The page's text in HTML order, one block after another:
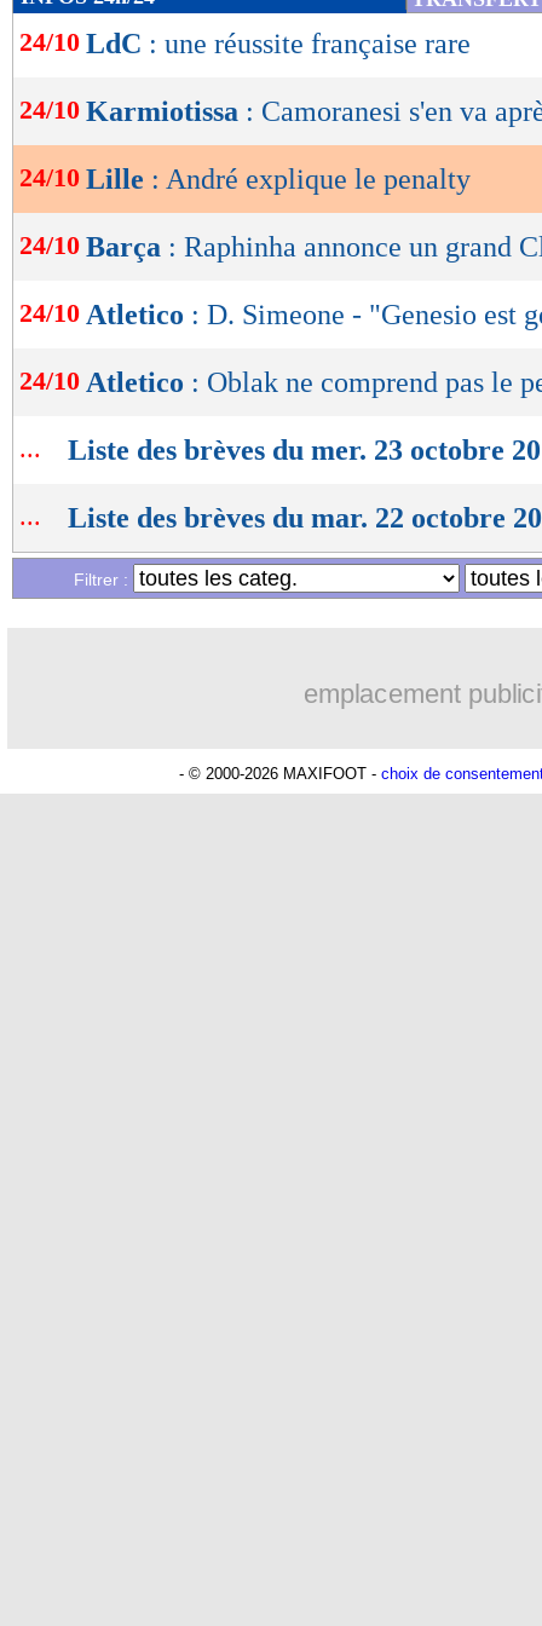
de
lecture
OK
24/10 LdC : une réussite française rare
24/10 Karmiotissa : Camoranesi s'en va
24/10 Lille : André explique le penalty
24/10 Barça : Raphinha annonce un grand
24/10 Atletico : D. Simeone - "Genesio est
24/10 Atletico : Oblak ne comprend pas le
... Liste des brèves du mer. 23 octobre
... Liste des brèves du mar. 22 octobre
Filtrer :
emplacement
- © 2000-2026 MAXIFOOT - choix de